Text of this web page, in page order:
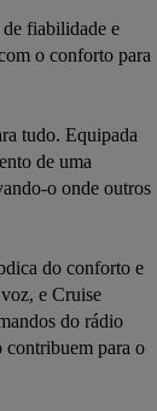
fiabilidade e
o conforto para
tudo. Equipada
de uma
o onde outros
do conforto e
e Cruise
do rádio
contribuem para o